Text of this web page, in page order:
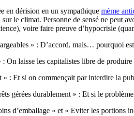
en dérision en un sympathique mème
le climat. Personne de sensé ne peut
voire faire preuve d’hypocrisie
» : D’accord, mais… pourquoi
On laisse les capitalistes libre de
» : Et si on commençait par interdire la
gérées durablement » : Et si le
d’emballage » et « Eviter les portions